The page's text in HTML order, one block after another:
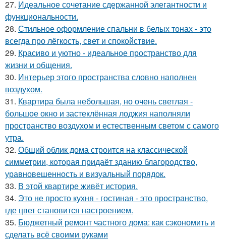
27. Идеальное сочетание сдержанной элегантности и
функциональности.
28. Стильное оформление спальни в белых тонах - это
всегда про лёгкость, свет и спокойствие.
29. Красиво и уютно - идеальное пространство для
жизни и общения.
30. Интерьер этого пространства словно наполнен
воздухом.
31. Квартира была небольшая, но очень светлая -
большое окно и застеклённая лоджия наполняли
пространство воздухом и естественным светом с самого
утра.
32. Общий облик дома строится на классической
симметрии, которая придаёт зданию благородство,
уравновешенность и визуальный порядок.
33. В этой квартире живёт история.
34. Это не просто кухня - гостиная - это пространство,
где цвет становится настроением.
35. Бюджетный ремонт частного дома: как сэкономить и
сделать всё своими руками